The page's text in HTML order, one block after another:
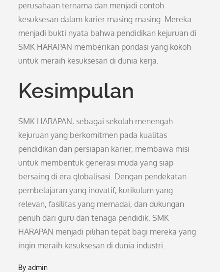
perusahaan ternama dan menjadi contoh
kesuksesan dalam karier masing-masing. Mereka
menjadi bukti nyata bahwa pendidikan kejuruan di
SMK HARAPAN memberikan pondasi yang kokoh
untuk meraih kesuksesan di dunia kerja.
Kesimpulan
SMK HARAPAN, sebagai sekolah menengah
kejuruan yang berkomitmen pada kualitas
pendidikan dan persiapan karier, membawa misi
untuk membentuk generasi muda yang siap
bersaing di era globalisasi. Dengan pendekatan
pembelajaran yang inovatif, kurikulum yang
relevan, fasilitas yang memadai, dan dukungan
penuh dari guru dan tenaga pendidik, SMK
HARAPAN menjadi pilihan tepat bagi mereka yang
ingin meraih kesuksesan di dunia industri.
Byadmin